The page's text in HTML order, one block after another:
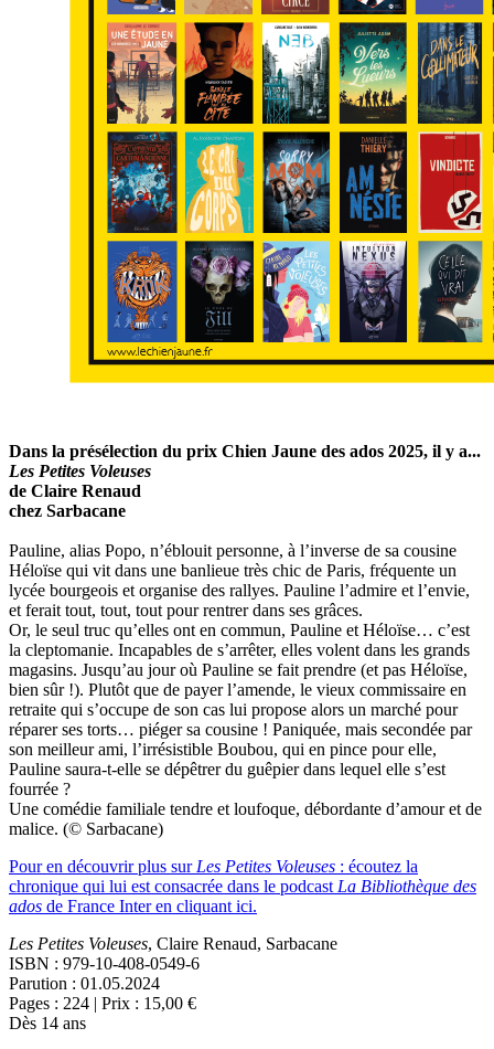
Dans la présélection du prix Chien Jaune des ados 2025, il y a...
Les Petites Voleuses
de Claire Renaud
chez Sarbacane
Pauline, alias Popo, n’éblouit personne, à l’inverse de sa cousine
Héloïse qui vit dans une banlieue très chic de Paris, fréquente un
lycée bourgeois et organise des rallyes. Pauline l’admire et l’envie,
et ferait tout, tout, tout pour rentrer dans ses grâces.
Or, le seul truc qu’elles ont en commun, Pauline et Héloïse… c’est
la cleptomanie. Incapables de s’arrêter, elles volent dans les grands
magasins. Jusqu’au jour où Pauline se fait prendre (et pas Héloïse,
bien sûr !). Plutôt que de payer l’amende, le vieux commissaire en
retraite qui s’occupe de son cas lui propose alors un marché pour
réparer ses torts… piéger sa cousine ! Paniquée, mais secondée par
son meilleur ami, l’irrésistible Boubou, qui en pince pour elle,
Pauline saura-t-elle se dépêtrer du guêpier dans lequel elle s’est
fourrée ?
Une comédie familiale tendre et loufoque, débordante d’amour et de
malice. (© Sarbacane)
Pour en découvrir plus sur Les Petites Voleuses : écoutez la
chronique qui lui est consacrée dans le podcast La Bibliothèque des
ados de France Inter en cliquant ici.
Les Petites Voleuses, Claire Renaud, Sarbacane
ISBN : 979-10-408-0549-6
Parution : 01.05.2024
Pages : 224 | Prix : 15,00 €
Dès 14 ans